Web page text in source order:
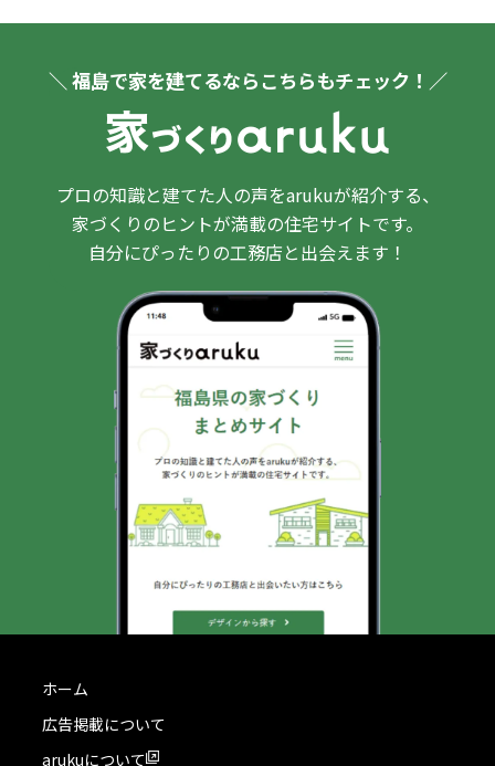
＼ 福島で家を建てるならこちらもチェック！／
プロの知識と建てた人の声をarukuが紹介する、
家づくりのヒントが満載の住宅サイトです。
自分にぴったりの工務店と出会えます！
ホーム
広告掲載について
arukuについて